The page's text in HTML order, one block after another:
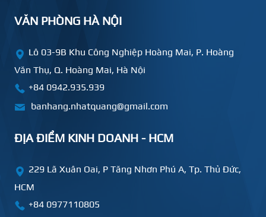
VĂN PHÒNG HÀ NỘI
Lô 03-9B Khu Công Nghiệp Hoàng Mai, P. Hoàng
Văn Thụ, Q. Hoàng Mai, Hà Nội
+84 0942.935.939
banhang.nhatquang@gmail.com
ĐỊA ĐIỂM KINH DOANH - HCM
229 Lã Xuân Oai, P Tăng Nhơn Phú A, Tp. Thủ Đức,
HCM
+84 0977110805